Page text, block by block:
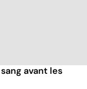
avant les